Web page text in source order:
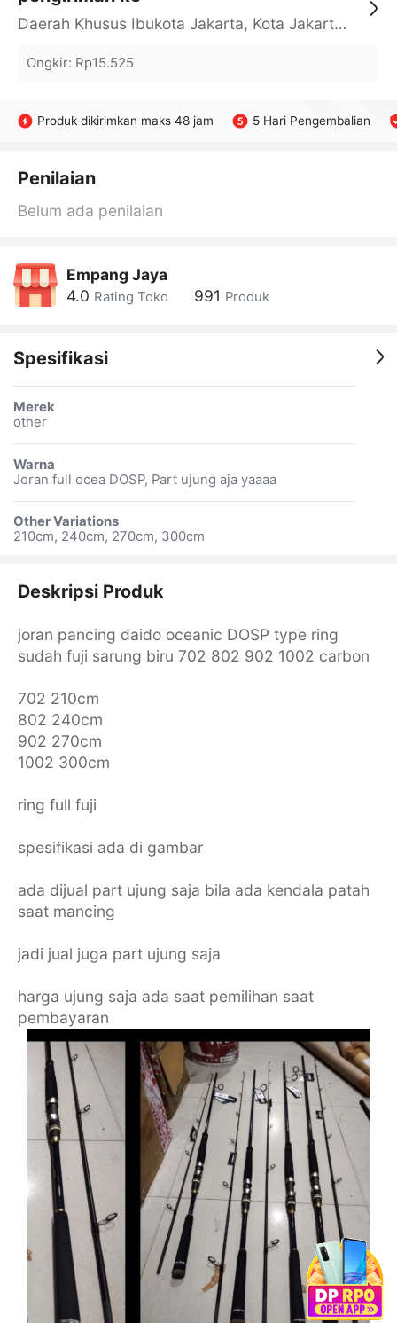
Daerah Khusus Ibukota Jakarta, Kota Jakarta Barat, Cengkareng, yy
Ongkir: Rp15.525
Produk dikirimkan maks 48 jam 5 Hari Pengembalian
Penilaian
Belum ada penilaian
Empang Jaya
4.0 Rating Toko 991 Produk
Spesifikasi
Merek
other
Warna
Joran full ocea DOSP, Part ujung aja yaaaa
Other Variations
210cm, 240cm, 270cm, 300cm
Deskripsi Produk
joran pancing daido oceanic DOSP type ring
sudah fuji sarung biru 702 802 902 1002 carbon
702 210cm
802 240cm
902 270cm
1002 300cm
ring full fuji
spesifikasi ada di gambar
ada dijual part ujung saja bila ada kendala patah
saat mancing
jadi jual juga part ujung saja
harga ujung saja ada saat pemilihan saat
pembayaran